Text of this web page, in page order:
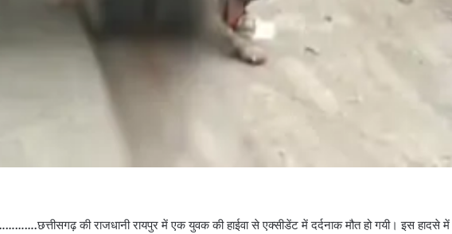
छत्तीसगढ़ की राजधानी रायपुर में एक युवक की हाईवा से एक्सीडेंट में दर्दनाक मौत हो गयी। इस हादसे में